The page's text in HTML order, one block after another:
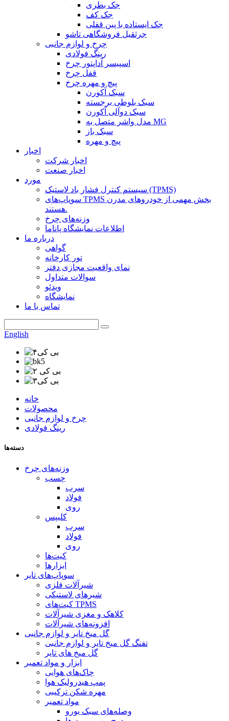
جک بطری
جک کف
جک ایستاده با پین قفلی
جرثقیل فروشگاهی تاشو
چرخ و لوازم جانبی
رینگ فولادی
اسپیسر آداپتور چرخ
قفل چرخ
پیچ و مهره چرخ
سبک آکورن
سبک بلوطی برجسته
سبک دوآلی آکورن
مدل واشر متصل به MG
سبک باز
پیچ و مهره
اخبار
اخبار شرکت
اخبار صنعت
مورد
سیستم کنترل فشار باد لاستیک (TPMS)
سوپاپ‌های TPMS بخش مهمی از خودروهای مدرن
هستند.
وزنه‌های چرخ
اطلاعات نمایشگاه پاناما
درباره ما
گواهی
تور کارخانه
نمای واقعیت مجازی دفتر
سوالات متداول
ویدئو
نمایشگاه
تماس با ما
English
خانه
محصولات
چرخ و لوازم جانبی
رینگ فولادی
دسته‌ها
وزنه‌های چرخ
چسب
سرب
فولاد
روی
کلیپس
سرب
فولاد
روی
کیت‌ها
ابزارها
سوپاپ‌های تایر
شیرآلات فلزی
شیرهای لاستیکی
کیت‌های TPMS
کلاهک و مغزی شیرآلات
افزونه‌های شیرآلات
گل میخ تایر و لوازم جانبی
تفنگ گل میخ تایر و لوازم جانبی
گل میخ های تایر
ابزار و مواد تعمیر
چاک‌های هوایی
پمپ هیدرولیک هوا
مهره شکن ترکیبی
مواد تعمیر
وصله‌های سبک یورو